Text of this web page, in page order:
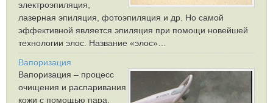
электроэпиляция,
лазерная эпиляция, фотоэпиляция и др. Но самой
эффективной является эпиляция при помощи новейшей
технологии элос. Название «элос»…
Вапоризация
Вапоризация – процесс
очищения и распаривания
кожи с помощью пара,